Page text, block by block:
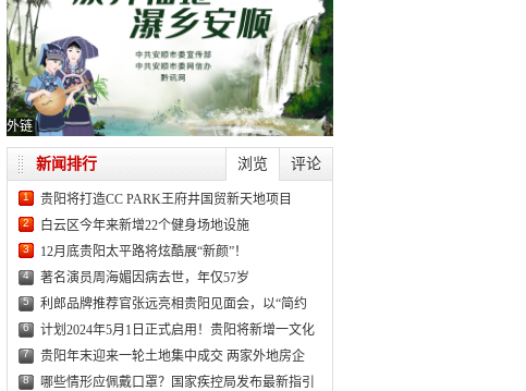
外链
浏览 评论
新闻排行
1 贵阳将打造CC PARK王府井国贸新天地项目
2 白云区今年来新增22个健身场地设施
3 12月底贵阳太平路将炫酷展“新颜”！
4 著名演员周海媚因病去世，年仅57岁
5 利郎品牌推荐官张远亮相贵阳见面会，以“简约
6 计划2024年5月1日正式启用！贵阳将新增一文化
7 贵阳年末迎来一轮土地集中成交 两家外地房企
8 哪些情形应佩戴口罩？国家疾控局发布最新指引